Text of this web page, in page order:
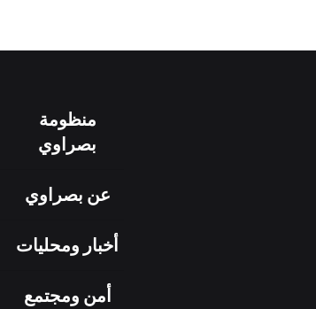
منظومة
بصراوي
عن بصراوي
أخبار ومحليات
أمن ومجتمع